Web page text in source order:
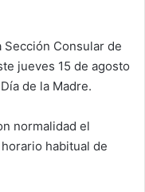
Sección Consular de
jueves 15 de agosto
de la Madre.
normalidad el
habitual de